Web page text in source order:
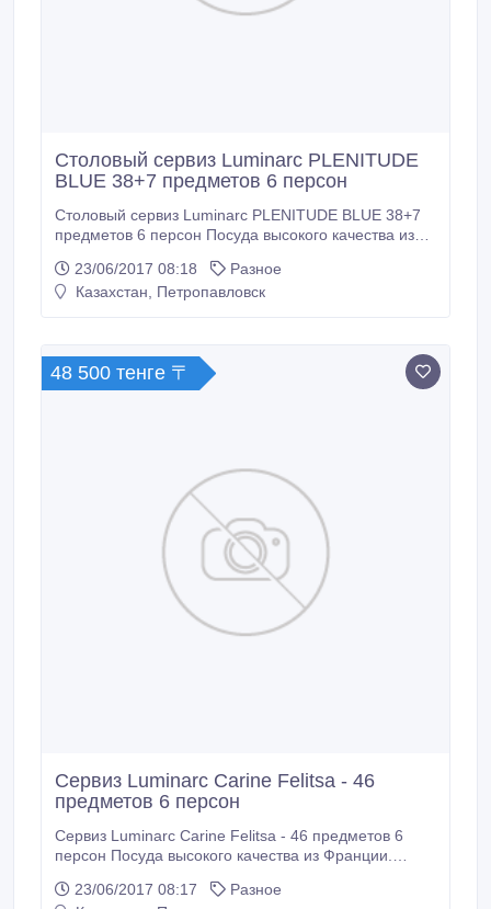
Столовый сервиз Luminarc PLENITUDE
BLUE 38+7 предметов 6 персон
Столовый сервиз Luminarc PLENITUDE BLUE 38+7
предметов 6 персон Посуда высокого качества из
19, 5 см - 6 шт. Тарелка обеденная 25 см - 6 шт.
Тарелка глубокая 21, 5 см - 6 шт. Салатник большой
23/06/2017 08:18
Разное
Казахстан, Петропавловск
48 500 тенге 〒
Сервиз Luminarc Carine Felitsa - 46
предметов 6 персон
Сервиз Luminarc Carine Felitsa - 46 предметов 6
персон Посуда высокого качества из Франции.
шт. Тарелка обеденная 25 см - 6 шт. Тарелка23/06/2017 08:17
Разное